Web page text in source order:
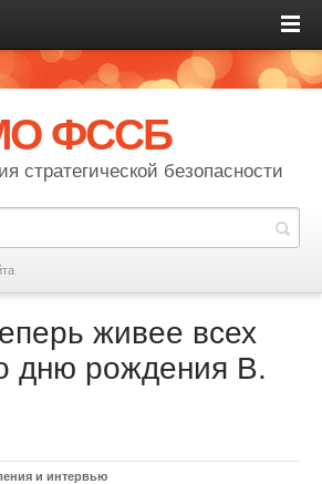
ФССБ
стратегической безопасности
живее всех
дню рождения В.
и интервью